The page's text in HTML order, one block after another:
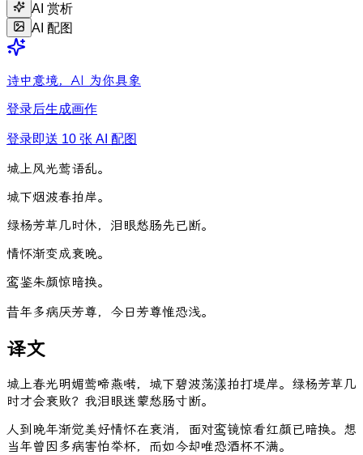
AI 赏析
AI 配图
诗中意境，AI 为你具象
登录后生成画作
登录即送 10 张 AI 配图
城上风光莺语乱。
城下烟波春拍岸。
绿杨芳草几时休， 泪眼愁肠先已断。
情怀渐变成衰晚。
鸾鉴朱颜惊暗换。
昔年多病厌芳尊， 今日芳尊惟恐浅。
译文
城上春光明媚莺啼燕啭，城下碧波荡漾拍打堤岸。绿杨芳草几
时才会衰败？我泪眼迷蒙愁肠寸断。
人到晚年渐觉美好情怀在衰消，面对鸾镜惊看红颜已暗换。想
当年曾因多病害怕举杯，而如今却唯恐酒杯不满。